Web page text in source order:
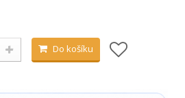
Do košíku